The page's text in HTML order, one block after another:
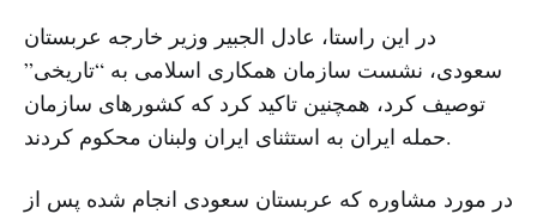
در این راستا، عادل الجبیر وزیر خارجه عربستان
سعودی، نشست سازمان همکاری اسلامی به “تاریخی”
توصیف کرد، همچنین تاکید کرد که کشورهای سازمان
حمله ایران به استثنای ایران ولبنان محکوم کردند.
در مورد مشاوره که عربستان سعودی انجام شده پس از